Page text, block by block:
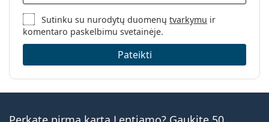
Sutinku su nurodytų duomenųtvarkymu ir
komentaro paskelbimu svetainėje.
Pateikti